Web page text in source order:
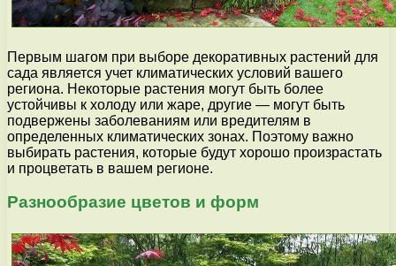
Первым шагом при выборе декоративных растений для
сада является учет климатических условий вашего
региона. Некоторые растения могут быть более
устойчивы к холоду или жаре, другие — могут быть
подвержены заболеваниям или вредителям в
определенных климатических зонах. Поэтому важно
выбирать растения, которые будут хорошо произрастать
и процветать в вашем регионе.
Разнообразие цветов и форм